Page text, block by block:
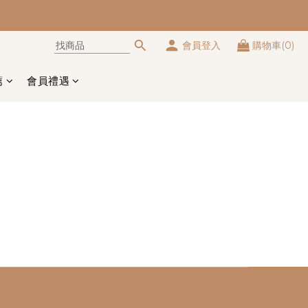
會員登入 購物車(0)
會員禮遇